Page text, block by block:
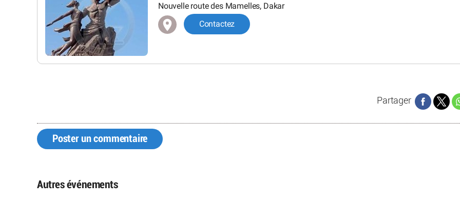
Nouvelle route des Mamelles, Dakar
Contactez
Partager
Poster un commentaire
Autres événements